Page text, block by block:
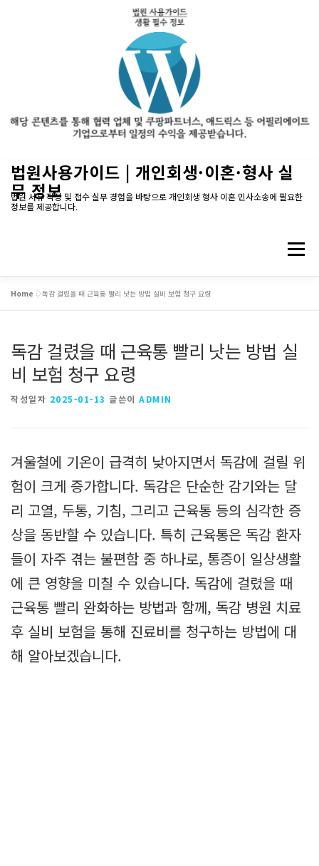
법원사용가이드 | 개인회생·이혼·형사 실
무 정보
법원 서류 작성 및 접수 실무 경험을 바탕으로 개인회생 형사 이혼 민사소송에 필요한
정보를 제공합니다.
메뉴
Home »독감 걸렸을 때 근육통 빨리 낫는 방법 실비 보험 청구 요령
독감 걸렸을 때 근육통 빨리 낫는 방법 실
비 보험 청구 요령
작성일자 2025-01-13 글쓴이 ADMIN
겨울철에 기온이 급격히 낮아지면서 독감에 걸릴 위
험이 크게 증가합니다. 독감은 단순한 감기와는 달
리 고열, 두통, 기침, 그리고 근육통 등의 심각한 증
상을 동반할 수 있습니다. 특히 근육통은 독감 환자
들이 자주 겪는 불편함 중 하나로, 통증이 일상생활
에 큰 영향을 미칠 수 있습니다. 독감에 걸렸을 때
근육통 빨리 완화하는 방법과 함께, 독감 병원 치료
후 실비 보험을 통해 진료비를 청구하는 방법에 대
해 알아보겠습니다.